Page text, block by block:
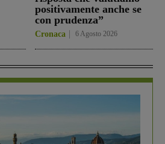
positivamente anche se
con prudenza”
Cronaca 6 Agosto 2026